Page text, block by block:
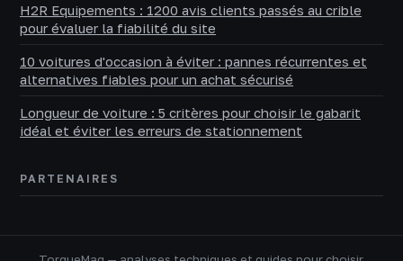
H2R Equipements : 1200 avis clients passés au crible
pour évaluer la fiabilité du site
10 voitures d'occasion à éviter : pannes récurrentes et
alternatives fiables pour un achat sécurisé
Longueur de voiture : 5 critères pour choisir le gabarit
idéal et éviter les erreurs de stationnement
PARTENAIRES